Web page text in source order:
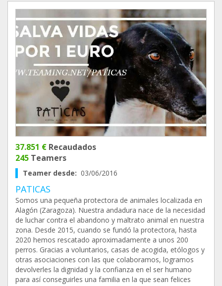
37.851 € Recaudados
245 Teamers
Teamer desde: 03/06/2016
PATICAS
Somos una pequeña protectora de animales localizada en
Alagón (Zaragoza). Nuestra andadura nace de la necesidad
de luchar contra el abandono y maltrato animal en nuestra
zona. Desde 2015, cuando se fundó la protectora, hasta
2020 hemos rescatado aproximadamente a unos 200
perros. Gracias a voluntarios, casas de acogida, etólogos y
otras asociaciones con las que colaboramos, logramos
devolverles la dignidad y la confianza en el ser humano
para así conseguirles una familia en la que sean felices